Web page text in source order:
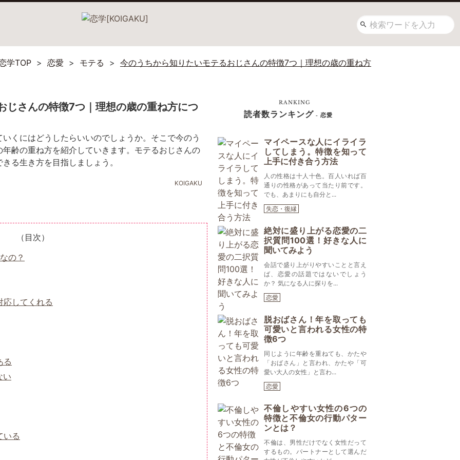
学TOP 恋愛 モテる 今のうちから知りたいモテるおじさんの特徴7つ｜理想の歳の重ね方
じさんの特徴7つ｜理想の歳の重ね方につ
くにはどうしたらいいのでしょうか。そこで今のう
齢の重ね方を紹介していきます。モテるおじさんの
る生き方を目指しましょう。
KOIGAKU
（目次）
の？
してくれる
る
い
いる
RANKING
読者数ランキング - 恋愛
マイペースな人にイライラ
してしまう。特徴を知って
上手に付き合う方法
人の性格は十人十色。百人いれば百
通りの性格があって当たり前です。
でも、あまりにも自分と...
失恋・復縁
絶対に盛り上がる恋愛の二
択質問100選！好きな人に
聞いてみよう
会話で盛り上がりやすいことと言え
ば、恋愛の話題ではないでしょう
か？ 気になる人に探りを...
恋愛
脱おばさん！年を取っても
可愛いと言われる女性の特
徴6つ
同じように年齢を重ねても、かたや
「おばさん」と言われ、かたや「可
愛い大人の女性」と言わ...
恋愛
不倫しやすい女性の6つの
特徴と不倫女の行動パター
ンとは？
不倫は、男性だけでなく女性だって
するもの。パートナーとして選んだ